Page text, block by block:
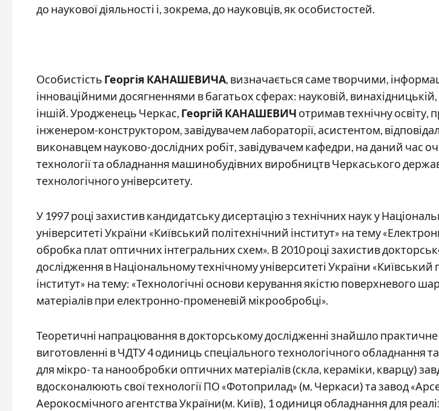
до наукової діяльності і, зокрема, до науковців, як особистостей.
Особистість Георгія КАНАШЕВИЧА, визначається саме творчими,
інноваційними досягненнями в багатьох сферах: науковій, винахідницькій,
іншій. Уродженець Черкас, Георгій КАНАШЕВИЧ отримав технічну освіту,
інженером-конструктором, завідувачем лабораторії, асистентом,
виконавцем науково-дослідних робіт, завідувачем кафедри, на даний час
технології та обладнання машинобудівних виробництв Черкаського
технологічного університету.
У 1997 році захистив кандидатську дисертацію з технічних наук у
університеті України «Київський політехнічний інститут» на тему
обробка плат оптичних інтегральних схем». В 2010 році захистив
дослідження в Національному технічному університеті України «Київський
інститут» на тему: «Технологічні основи керування якістю поверхневого
матеріалів при електронно-променевій мікрообробці».
Теоретичні напрацювання в докторському дослідженні знайшло практичне
виготовленні в ЧДТУ 4 одиниць спеціального технологічного обладнання та
для мікро-­ та нанообробки оптичних матеріалів (скла, кераміки, кварцу)
вдосконалюють свої технології ПО «Фотоприлад» (м. Черкаси) та завод
Аерокосмічного агентства України(м. Київ), 1 одиниця обладнання для